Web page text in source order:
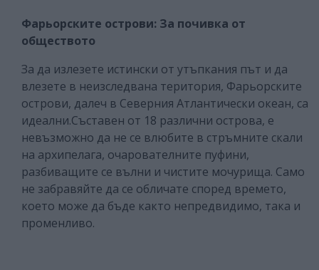
Фарьорските острови: За почивка от
обществото
За да излезете истински от утъпкания път и да
влезете в неизследвана територия, Фарьорските
острови, далеч в Северния Атлантически океан, са
идеални.Съставен от 18 различни острова, е
невъзможно да не се влюбите в стръмните скали
на архипелага, очарователните пуфини,
разбиващите се вълни и чистите мочурища. Само
не забравяйте да се обличате според времето,
което може да бъде както непредвидимо, така и
променливо.